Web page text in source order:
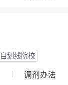
自划线院校
调剂办法